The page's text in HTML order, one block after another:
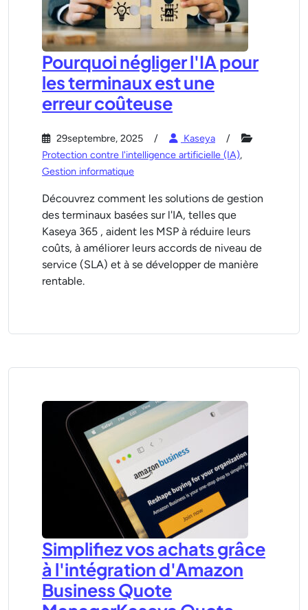
Pourquoi négliger l'IA pour
les terminaux est une
erreur coûteuse
29septembre, 2025
Kaseya
Protection contre l'intelligence artificielle (IA),
Gestion informatique
Découvrez comment les solutions de gestion
des terminaux basées sur l'IA, telles que
Kaseya 365 , aident les MSP à réduire leurs
coûts, à améliorer leurs accords de niveau de
service (SLA) et à se développer de manière
rentable.
Simplifiez vos achats grâce
à l'intégration d'Amazon
Business Quote